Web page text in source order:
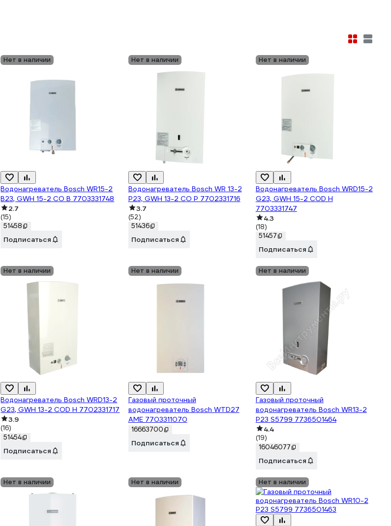
Нет в наличии
Водонагреватель Bosch WR15-2
B23, GWH 15-2 CO B 7703331748
2.7
(15)
51458
Подписаться
Нет в наличии
Водонагреватель Bosch WR 13-2
P23, GWH 13-2 CO P 7702331716
3.7
(52)
51436
Подписаться
Нет в наличии
Водонагреватель Bosch WRD15-2
G23, GWH 15-2 COD H
7703331747
4.3
(18)
51457
Подписаться
Нет в наличии
Водонагреватель Bosch WRD13-2
G23, GWH 13-2 COD H 7702331717
3.9
(16)
51454
Подписаться
Нет в наличии
Газовый проточный
водонагреватель Bosch WTD27
AME 7703311070
16663700
Подписаться
Нет в наличии
Газовый проточный
водонагреватель Bosch WR13-2
P23 S5799 7736501464
4.4
(19)
16046077
Подписаться
Нет в наличии Нет в наличии Нет в наличии